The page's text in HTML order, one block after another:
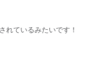
れているみたいです！